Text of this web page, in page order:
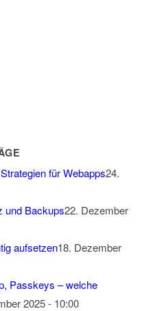
für Webapps24.
und Backups22. Dezember
aufsetzen18. Dezember
Passkeys – welche
2025 - 10:00